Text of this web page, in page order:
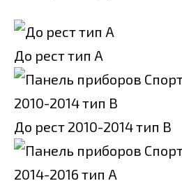
До рест тип А
До рест 2010-2014 тип B